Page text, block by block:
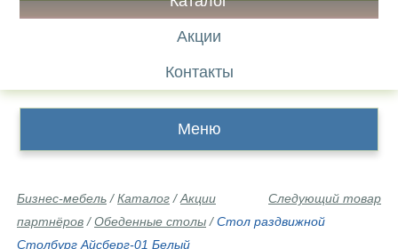
Акции
Контакты
Меню
Следующий товар
Бизнес-мебель /Каталог /Акции
партнёров /Обеденные столы /Стол раздвижной
Столбург Айсберг-01 Белый